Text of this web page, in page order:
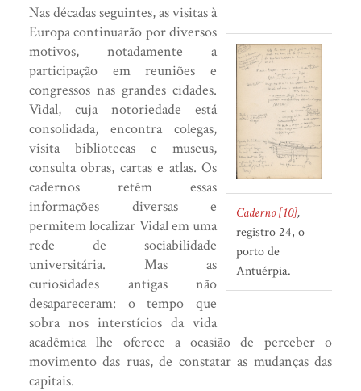
Caderno [10],
registro 24, o
porto de
Antuérpia.
Nas décadas seguintes, as visitas à
Europa continuarão por diversos
motivos, notadamente a
participação em reuniões e
congressos nas grandes cidades.
Vidal, cuja notoriedade está
consolidada, encontra colegas,
visita bibliotecas e museus,
consulta obras, cartas e atlas. Os
cadernos retêm essas
informações diversas e
permitem localizar Vidal em uma
rede de sociabilidade
universitária. Mas as
curiosidades antigas não
desapareceram: o tempo que
sobra nos interstícios da vida
acadêmica lhe oferece a ocasião de perceber o
movimento das ruas, de constatar as mudanças das
capitais.